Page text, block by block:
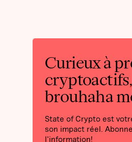
Curieux à
brouhaha
State of Crypto est
son impact réel.
l'information!